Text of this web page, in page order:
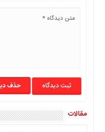
حذف
مقالات